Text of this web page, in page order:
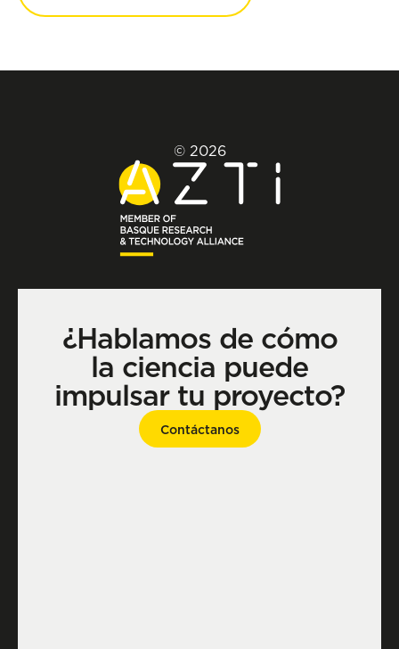
© 2026
¿Hablamos de cómo
la ciencia puede
impulsar tu proyecto?
Contáctanos